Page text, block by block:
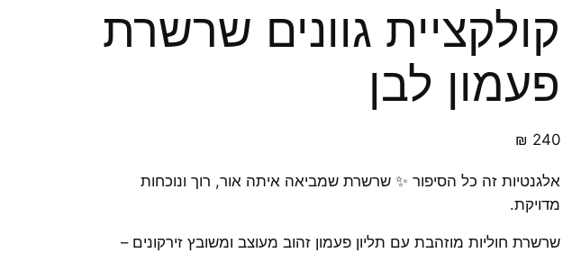
קולקציית גוונים שרשרת
פעמון לבן
₪ 240
אלגנטיות זה כל הסיפור ✨ שרשרת שמביאה איתה אור, רוך ונוכחות
מדויקת.
שרשרת חוליות מוזהבת עם תליון פעמון זהוב מעוצב ומשובץ זירקונים –